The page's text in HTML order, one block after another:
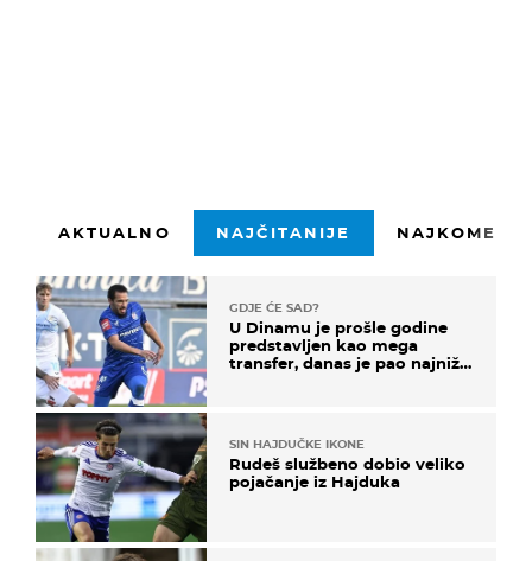
AKTUALNO NAJČITANIJE
GDJE ĆE SAD?
U Dinamu je prošle godine
predstavljen kao mega
transfer, danas je pao najniže
SIN HAJDUČKE IKONE
Rudeš službeno dobio veliko
pojačanje iz Hajduka